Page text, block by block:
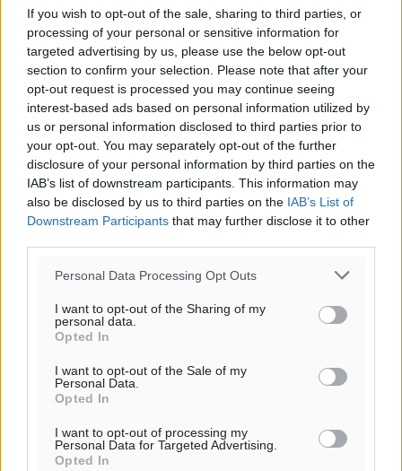
If you wish to opt-out of the sale, sharing to third parties, or
processing of your personal or sensitive information for
targeted advertising by us, please use the below opt-out
section to confirm your selection. Please note that after your
opt-out request is processed you may continue seeing
interest-based ads based on personal information utilized by
us or personal information disclosed to third parties prior to
your opt-out. You may separately opt-out of the further
disclosure of your personal information by third parties on the
IAB’s list of downstream participants. This information may
also be disclosed by us to third parties on the IAB’s List of
Downstream Participants that may further disclose it to other
Personal Data Processing Opt Outs
I want to opt-out of the Sharing of my
personal data.
Opted In
I want to opt-out of the Sale of my
Personal Data.
Opted In
I want to opt-out of processing my
Personal Data for Targeted Advertising.
Opted In